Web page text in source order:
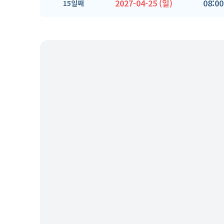
15일째 2027-04-25 (일) 08:00